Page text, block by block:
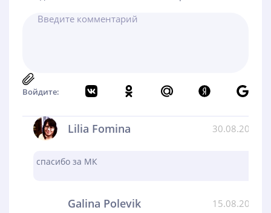
Войдите:
Lilia Fomina 30.08.2024
спасибо за МК
Galina Polevik 15.08.2024